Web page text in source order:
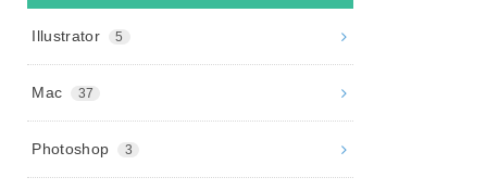
Illustrator 5
Mac 37
Photoshop 3